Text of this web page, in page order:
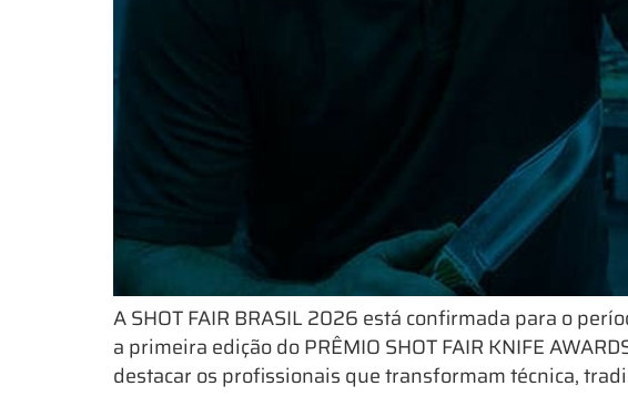
A SHOT FAIR BRASIL 2026 está confirmada para o
a primeira edição do PRÊMIO SHOT FAIR KNIFE
destacar os profissionais que transformam técnica,